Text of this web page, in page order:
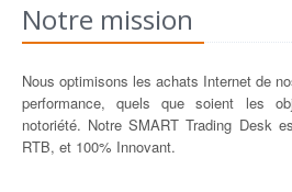
MOBILE
SOCIAL
Notre mission
Nous optimisons les achats Internet de
performance, quels que soient les
notoriété. Notre SMART Trading Desk
RTB, et 100% Innovant.